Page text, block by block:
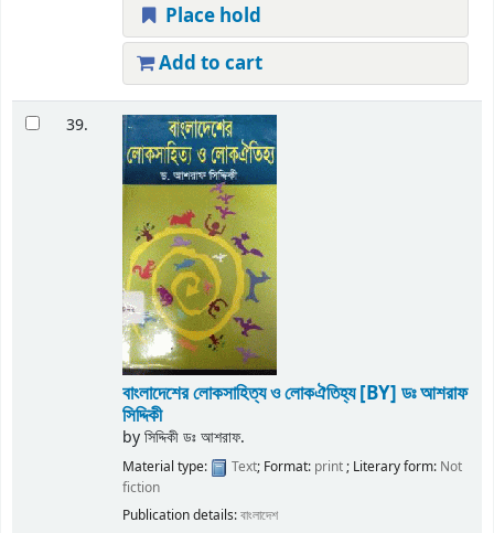
Place hold
Add to cart
39.
বাংলাদেশের লোকসাহিত্য ও লোকঐতিহ্য[BY] ডঃ আশরাফ
সিদ্দিকী
byসিদ্দিকী ডঃ আশরাফ.
Material type: Text; Format: print; Literary form: Not
fiction
Publication details:বাংলাদেশ